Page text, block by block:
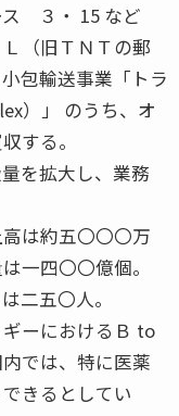
ス ３・ 15 など
（旧ＴＮＴの郵
包輸送事業「トラ
）」 のうち、オ
する。
を拡大し、業務
は約五〇〇〇万
一四〇〇億個。
二五〇人。
ーにおけるＢ to
では、特に医薬
きるとしてい